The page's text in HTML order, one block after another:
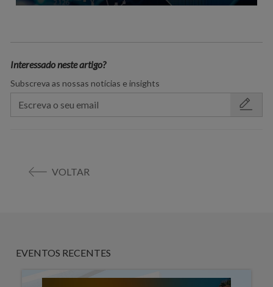
Interessado neste artigo?
Subscreva as nossas notícias e insights
VOLTAR
EVENTOS RECENTES